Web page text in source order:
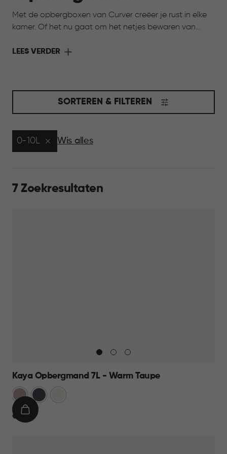
Met de opbergboxen van Curver creëer je rust in elke
kamer. Of het nu gaat om het netjes bewaren van
opbergen van seizoensartikelen, onze opbergboxen
stijlen, zodat je opbergoplossing perfect aansluit bij
jouw interieur én jouw behoeften. Opruimen was nog
nooit zo makkelijk en stijlvol.
LEES VERDER
SORTEREN & FILTEREN
0-10L Wis alles
7 Zoekresultaten
Kaya Opbergmand 7L - Warm Taupe
Warm
Taupe
Antraciet
€
€ 9,95
IN